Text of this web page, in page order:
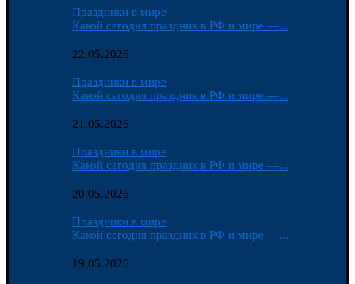
Праздники в мире
Какой сегодня праздник в РФ и мире —...
22.05.2026
Праздники в мире
Какой сегодня праздник в РФ и мире —...
21.05.2026
Праздники в мире
Какой сегодня праздник в РФ и мире —...
20.05.2026
Праздники в мире
Какой сегодня праздник в РФ и мире —...
19.05.2026